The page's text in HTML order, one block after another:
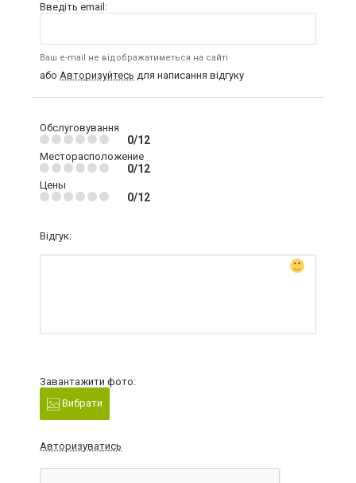
Введіть email:
Ваш e-mail не відображатиметься на сайті
або Авторизуйтесь для написання відгуку
Обслуговування
0/12
Месторасположение
0/12
Цены
0/12
Відгук:
Завантажити фото:
Вибрати
Авторизуватись